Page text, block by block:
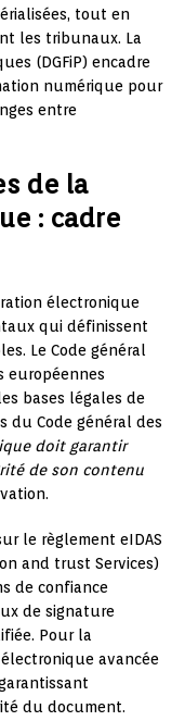
tout en
les tribunaux. La
(DGFiP) encadre
numérique pour
entre
de la
: cadre
électronique
qui définissent
Le Code général
européennes
bases légales de
du Code général des
doit garantir
de son contenu
le règlement eIDAS
and trust Services)
de confiance
de signature
Pour la
avancée
du document.